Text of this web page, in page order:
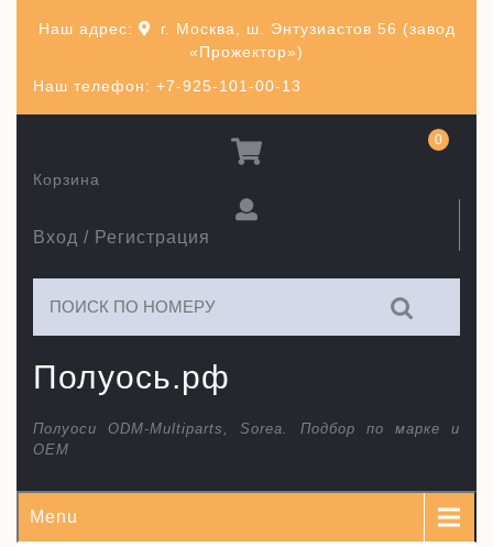
Наш телефон: +7-925-101-00-13
Наш адрес:
г. Москва, ш. Энтузиастов 56 (завод
«Прожектор»)
Полуось.рф
Полуоси ODM-Multiparts, Sorea. Подбор по марке и
ОЕМ
Вход / Регистрация
Корзина
0
Menu